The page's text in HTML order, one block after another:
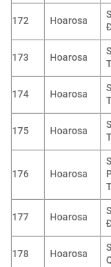
172 Hoarosa
173 Hoarosa
174 Hoarosa
175 Hoarosa
176 Hoarosa
177 Hoarosa
178 Hoarosa